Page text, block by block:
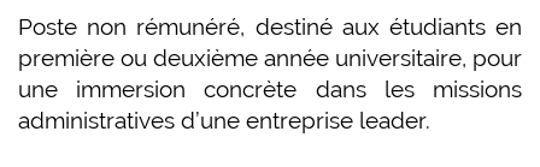
Poste non rémunéré, destiné aux étudiants en
première ou deuxième année universitaire, pour
une immersion concrète dans les missions
administratives d’une entreprise leader.